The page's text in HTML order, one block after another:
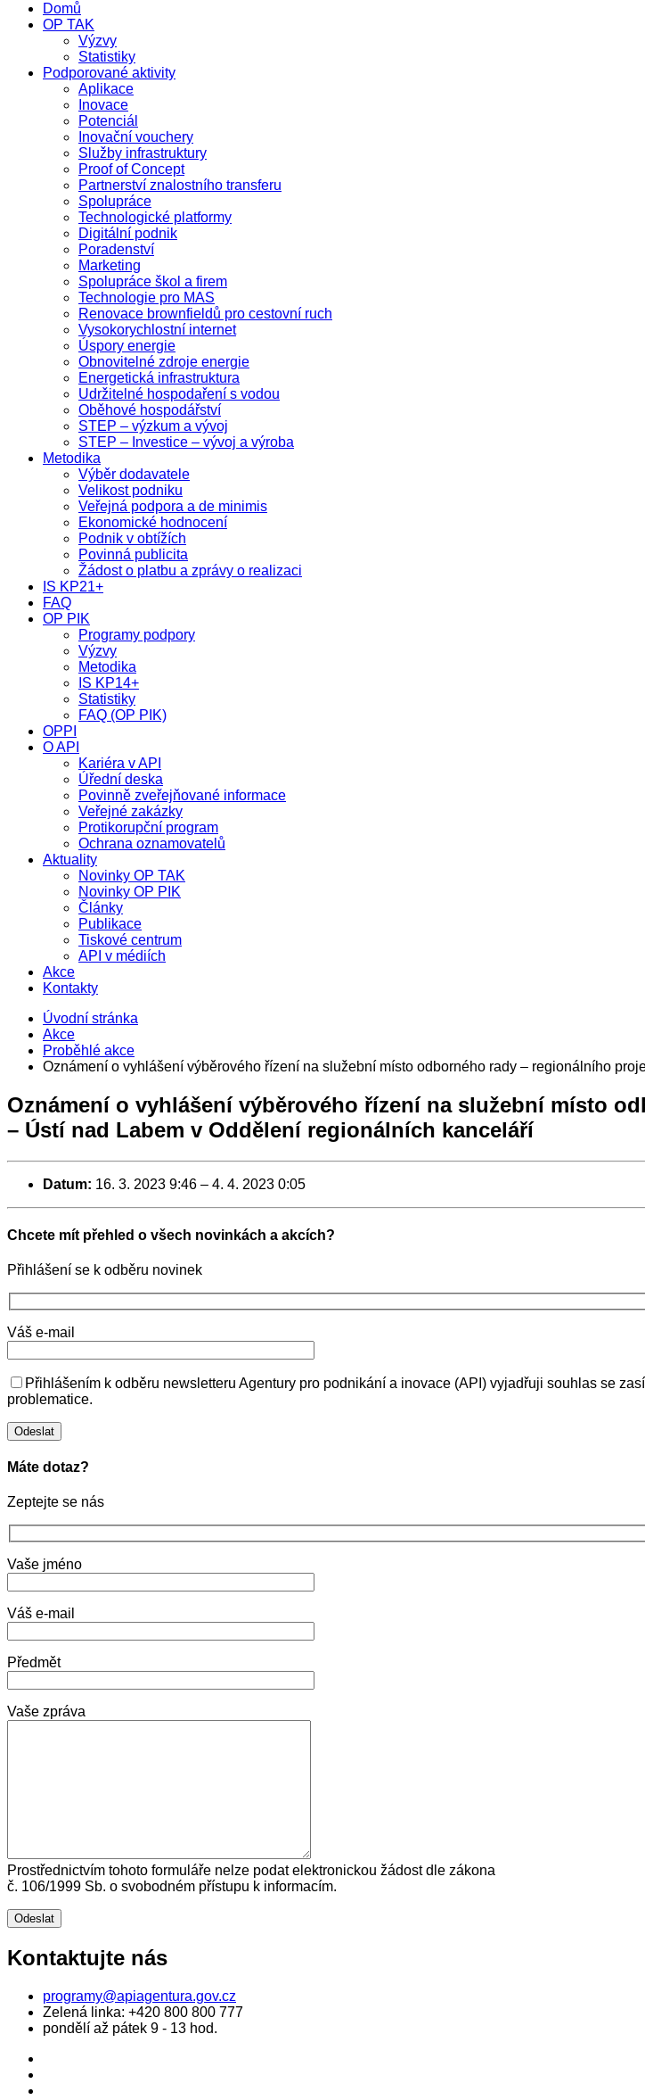
Domů
OP TAK
Výzvy
Statistiky
Podporované aktivity
Aplikace
Inovace
Potenciál
Inovační vouchery
Služby infrastruktury
Proof of Concept
Partnerství znalostního transferu
Spolupráce
Technologické platformy
Digitální podnik
Poradenství
Marketing
Spolupráce škol a firem
Technologie pro MAS
Renovace brownfieldů pro cestovní ruch
Vysokorychlostní internet
Úspory energie
Obnovitelné zdroje energie
Energetická infrastruktura
Udržitelné hospodaření s vodou
Oběhové hospodářství
STEP – výzkum a vývoj
STEP – Investice – vývoj a výroba
Metodika
Výběr dodavatele
Velikost podniku
Veřejná podpora a de minimis
Ekonomické hodnocení
Podnik v obtížích
Povinná publicita
Žádost o platbu a zprávy o realizaci
IS KP21+
FAQ
OP PIK
Programy podpory
Výzvy
Metodika
IS KP14+
Statistiky
FAQ (OP PIK)
OPPI
O API
Kariéra v API
Úřední deska
Povinně zveřejňované informace
Veřejné zakázky
Protikorupční program
Ochrana oznamovatelů
Aktuality
Novinky OP TAK
Novinky OP PIK
Články
Publikace
Tiskové centrum
API v médiích
Akce
Kontakty
Úvodní stránka
Akce
Proběhlé akce
Oznámení o vyhlášení výběrového řízení na služební místo odborného rady – regionálního
Oznámení o vyhlášení výběrového řízení na služební místo
– Ústí nad Labem v Oddělení regionálních kanceláří
Datum: 16. 3. 2023 9:46 – 4. 4. 2023 0:05
Chcete mít přehled o všech novinkách a akcích?
Přihlášení se k odběru novinek
Váš e-mail
Přihlášením k odběru newsletteru Agentury pro podnikání a inovace (API) vyjadřuji souhlas se
problematice.
Máte dotaz?
Zeptejte se nás
Vaše jméno
Váš e-mail
Předmět
Vaše zpráva
Prostřednictvím tohoto formuláře nelze podat elektronickou žádost dle zákona
č. 106/1999 Sb. o svobodném přístupu k informacím.
Kontaktujte nás
programy@apiagentura.gov.cz
Zelená linka: +420 800 800 777
pondělí až pátek 9 - 13 hod.